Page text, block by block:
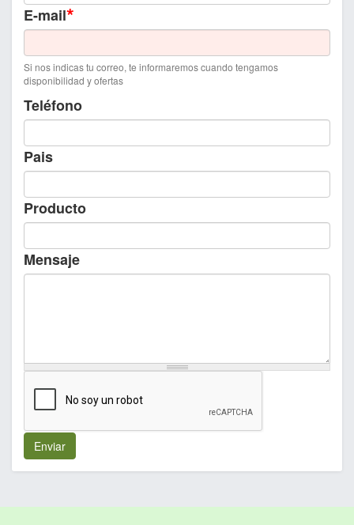
E-mail*
Si nos indicas tu correo, te informaremos cuando tengamos
disponibilidad y ofertas
Teléfono
Pais
Producto
Mensaje
Enviar